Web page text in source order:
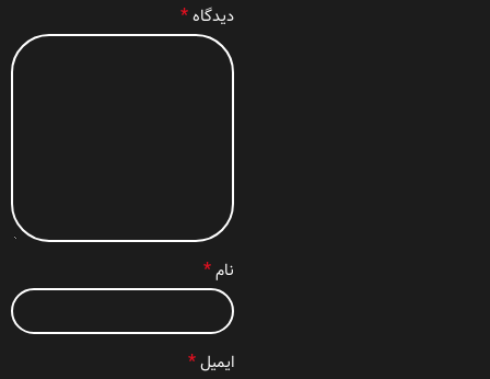
دیدگاه*
نام*
ایمیل*